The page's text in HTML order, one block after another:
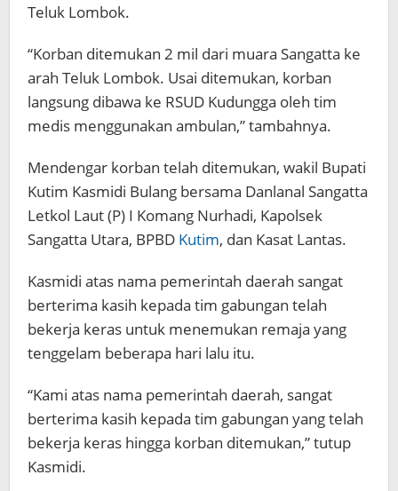
Teluk Lombok.
“Korban ditemukan 2 mil dari muara Sangatta ke
arah Teluk Lombok. Usai ditemukan, korban
langsung dibawa ke RSUD Kudungga oleh tim
medis menggunakan ambulan,” tambahnya.
Mendengar korban telah ditemukan, wakil Bupati
Kutim Kasmidi Bulang bersama Danlanal Sangatta
Letkol Laut (P) I Komang Nurhadi, Kapolsek
Sangatta Utara, BPBD Kutim, dan Kasat Lantas.
Kasmidi atas nama pemerintah daerah sangat
berterima kasih kepada tim gabungan telah
bekerja keras untuk menemukan remaja yang
tenggelam beberapa hari lalu itu.
“Kami atas nama pemerintah daerah, sangat
berterima kasih kepada tim gabungan yang telah
bekerja keras hingga korban ditemukan,” tutup
Kasmidi.